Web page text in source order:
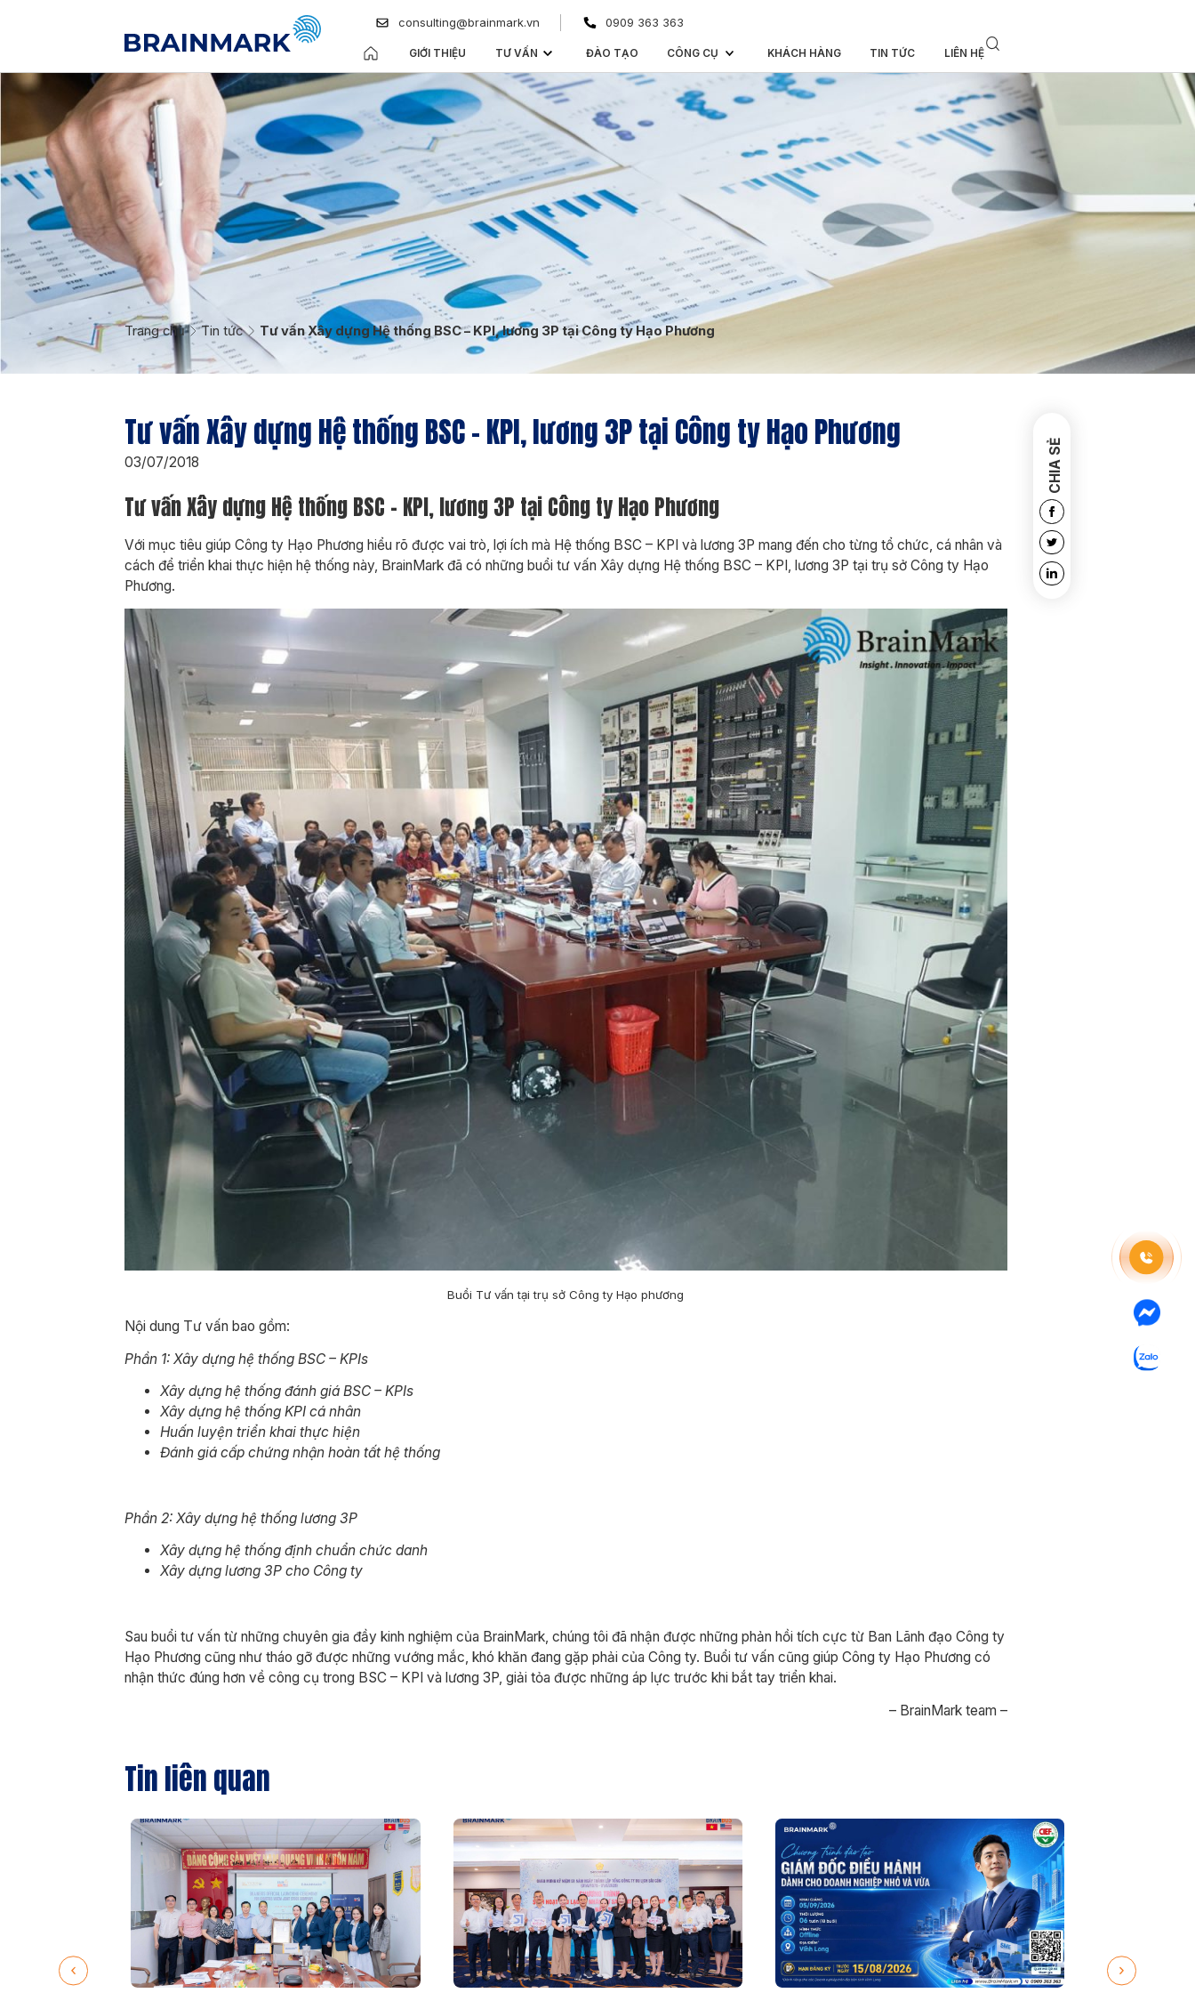
consulting@brainmark.vn 0909 363 363
GIỚI THIỆU TƯ VẤN ĐÀO TẠO CÔNG CỤ KHÁCH HÀNG TIN TỨC LIÊN HỆ
Trang chủ Tin tức Tư vấn Xây dựng Hệ thống BSC – KPI, lương 3P tại Công ty Hạo Phương
Tư vấn Xây dựng Hệ thống BSC – KPI, lương 3P tại Công ty Hạo Phương
03/07/2018
Tư vấn Xây dựng Hệ thống BSC – KPI, lương 3P tại Công ty Hạo Phương
Với mục tiêu giúp Công ty Hạo Phương hiểu rõ được vai trò, lợi ích mà Hệ thống BSC – KPI và lương 3P mang đến cho từng tổ chức, cá nhân và
cách để triển khai thực hiện hệ thống này, BrainMark đã có những buổi tư vấn Xây dựng Hệ thống BSC – KPI, lương 3P tại trụ sở Công ty Hạo
Phương.
Buổi Tư vấn tại trụ sở Công ty Hạo phương
Nội dung Tư vấn bao gồm:
Phần 1: Xây dựng hệ thống BSC – KPIs
Xây dựng hệ thống đánh giá BSC – KPIs
Xây dựng hệ thống KPI cá nhân
Huấn luyện triển khai thực hiện
Đánh giá cấp chứng nhận hoàn tất hệ thống
Phần 2: Xây dựng hệ thống lương 3P
Xây dựng hệ thống định chuẩn chức danh
Xây dựng lương 3P cho Công ty
Sau buổi tư vấn từ những chuyên gia đầy kinh nghiệm của BrainMark, chúng tôi đã nhận được những phản hồi tích cực từ Ban Lãnh đạo Công ty
Hạo Phương cũng như tháo gỡ được những vướng mắc, khó khăn đang gặp phải của Công ty. Buổi tư vấn cũng giúp Công ty Hạo Phương có
nhận thức đúng hơn về công cụ trong BSC – KPI và lương 3P, giải tỏa được những áp lực trước khi bắt tay triển khai.
– BrainMark team –
CHIA SẺ
Tin liên quan